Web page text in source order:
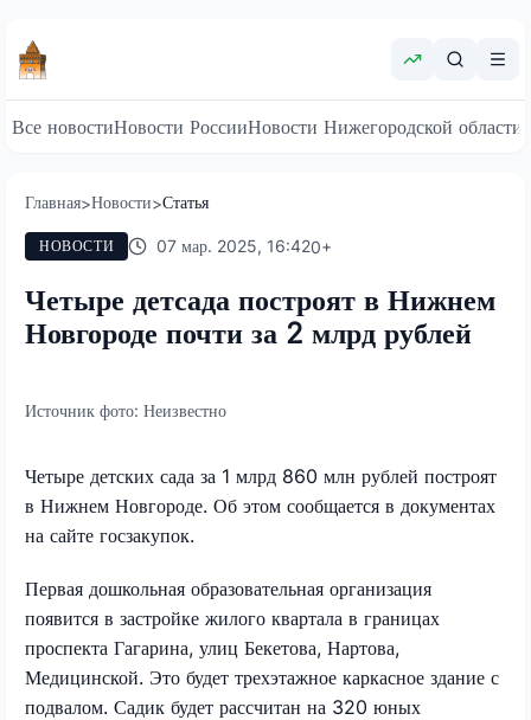
Все новостиНовости РоссииНовости Нижегородской области
Главная>Новости>Статья
НОВОСТИ 07 мар. 2025, 16:420+
Четыре детсада построят в Нижнем
Новгороде почти за 2 млрд рублей
Источник фото: Неизвестно
Четыре детских сада за 1 млрд 860 млн рублей построят
в Нижнем Новгороде. Об этом сообщается в документах
на сайте госзакупок.
Первая дошкольная образовательная организация
появится в застройке жилого квартала в границах
проспекта Гагарина, улиц Бекетова, Нартова,
Медицинской. Это будет трехэтажное каркасное здание с
подвалом. Садик будет рассчитан на 320 юных